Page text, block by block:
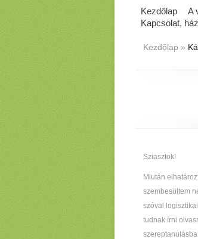
Kezdőlap A
Kapcsolat,
Kezdőlap »
Sziasztok!
Miután
szembesültem
szóval
tudnak írni